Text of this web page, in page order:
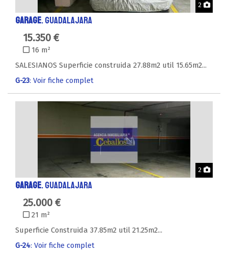
2
GARAGE. GUADALAJARA
15.350 €
16 m²
SALESIANOS Superficie construida 27.88m2 util 15.65m2...
G-23: Voir fiche complet
2
GARAGE. GUADALAJARA
25.000 €
21 m²
Superficie Construida 37.85m2 util 21.25m2...
G-24: Voir fiche complet